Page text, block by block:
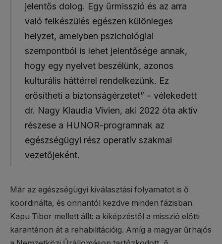
jelentős dolog. Egy űrmisszió és az arra
való felkészülés egészen különleges
helyzet, amelyben pszichológiai
szempontból is lehet jelentősége annak,
hogy egy nyelvet beszélünk, azonos
kulturális háttérrel rendelkezünk. Ez
erősítheti a biztonságérzetet” – vélekedett
dr. Nagy Klaudia Vivien, aki 2022 óta aktív
részese a HUNOR-programnak az
egészségügyi rész operatív szakmai
vezetőjeként.
Már az egészségügyi kiválasztási folyamatot is ő
koordinálta, és onnantól kezdve minden fázisban
Kapu Tibor mellett állt: a kiképzéstől a misszió előtti
karanténon át a rehabilitációig. Amíg a magyar űrhajós